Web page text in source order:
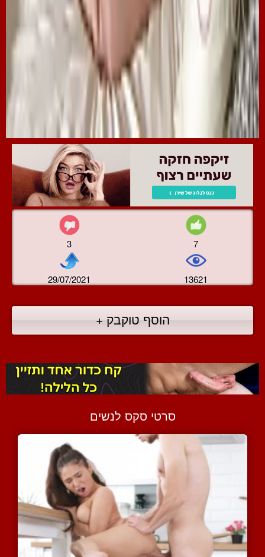
3 7
29/07/2021 13621
הוסף טוקבק +
סרטי סקס לנשים